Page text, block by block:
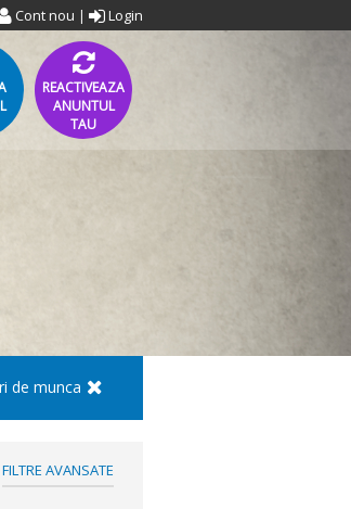
Cont nou | Login
REACTIVEAZA
ANUNTUL
TAU
de munca
FILTRE AVANSATE